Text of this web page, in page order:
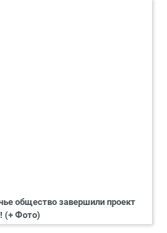
общество завершили проект
(+ Фото)